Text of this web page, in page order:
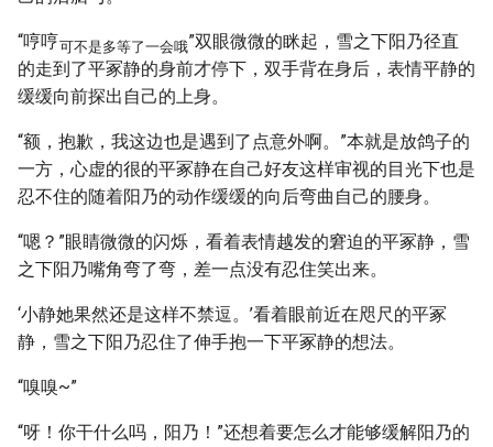
“哼哼可不是多等了一会哦”双眼微微的眯起，雪之下阳乃径直
的走到了平冢静的身前才停下，双手背在身后，表情平静的
缓缓向前探出自己的上身。
“额，抱歉，我这边也是遇到了点意外啊。”本就是放鸽子的
一方，心虚的很的平冢静在自己好友这样审视的目光下也是
忍不住的随着阳乃的动作缓缓的向后弯曲自己的腰身。
“嗯？”眼睛微微的闪烁，看着表情越发的窘迫的平冢静，雪
之下阳乃嘴角弯了弯，差一点没有忍住笑出来。
‘小静她果然还是这样不禁逗。’看着眼前近在咫尺的平冢
静，雪之下阳乃忍住了伸手抱一下平冢静的想法。
“嗅嗅~”
“呀！你干什么吗，阳乃！”还想着要怎么才能够缓解阳乃的